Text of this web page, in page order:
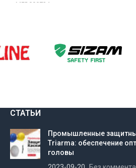
MED000734
СТАТЬИ
Промышленные
Triarma: обеспечение
головы